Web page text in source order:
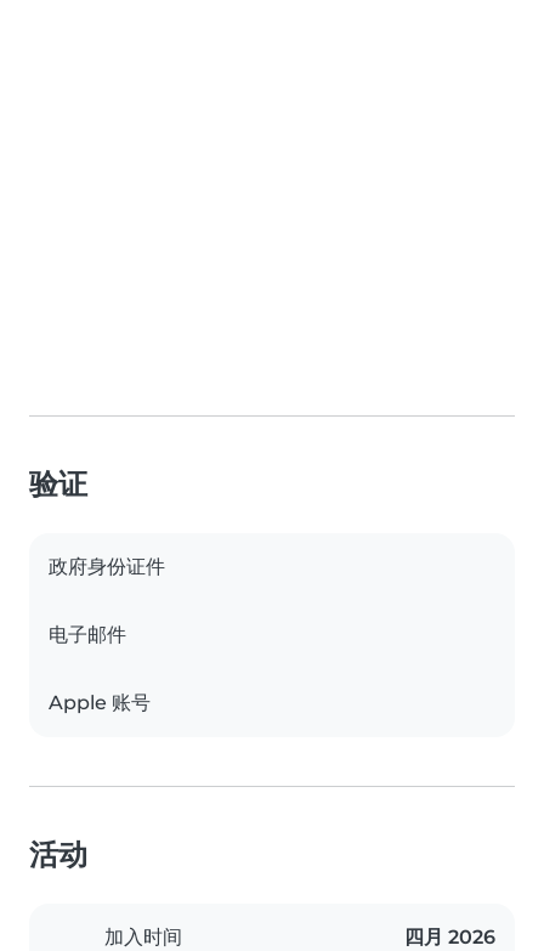
验证
政府身份证件
电子邮件
Apple 账号
活动
加入时间 四月 2026